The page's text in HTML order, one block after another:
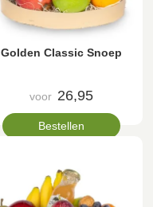
Golden Classic Snoep
voor 26,95
Bestellen